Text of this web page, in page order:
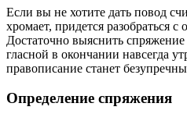
Если вы не хотите дать повод
хромает, придется разобраться с
Достаточно выяснить
гласной в окончании навсегда
правописание станет
Определение спряжения